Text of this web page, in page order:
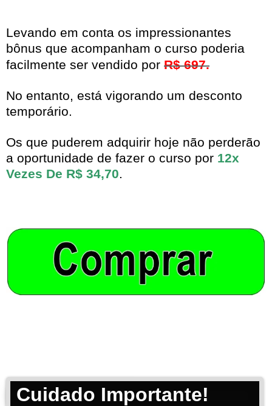
Levando em conta os impressionantes
bônus que acompanham o curso poderia
facilmente ser vendido por R$ 697.
No entanto, está vigorando um desconto
temporário.
Os que puderem adquirir hoje não perderão
a oportunidade de fazer o curso por 12x
Vezes De R$ 34,70.
Cuidado Importante!